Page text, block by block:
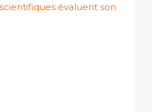
évaluent son